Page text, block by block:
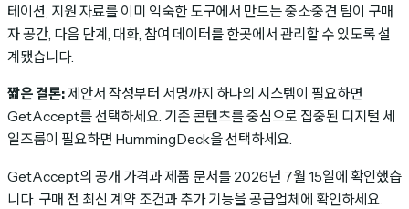
테이션, 지원 자료를 이미 익숙한 도구에서 만드는 중소·중견 팀이 구매
자 공간, 다음 단계, 대화, 참여 데이터를 한곳에서 관리할 수 있도록 설
계됐습니다.
짧은 결론: 제안서 작성부터 서명까지 하나의 시스템이 필요하면
GetAccept를 선택하세요. 기존 콘텐츠를 중심으로 집중된 디지털 세
일즈룸이 필요하면 HummingDeck을 선택하세요.
GetAccept의 공개 가격과 제품 문서를 2026년 7월 15일에 확인했습
니다. 구매 전 최신 계약 조건과 추가 기능을 공급업체에 확인하세요.